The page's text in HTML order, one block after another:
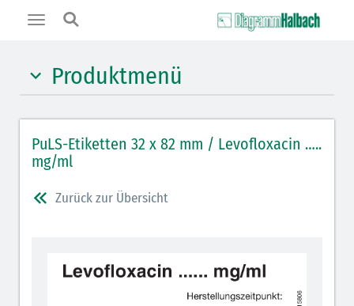
Toggle
Produktmenü
Benzodiazepine (orange)
Muskelrelaxantien (weiß-rot): DIVI 2012
Muskelrelaxans Antagonisten (rot schraffiert): DIVI
PuLS-Etiketten 32 x 82 mm / Levofloxacin …..
mg/ml
Zurück zur Übersicht